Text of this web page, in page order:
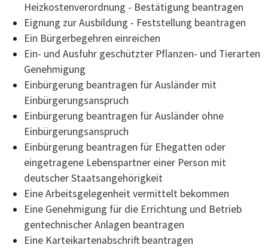
Heizkostenverordnung - Bestätigung beantragen
Eignung zur Ausbildung - Feststellung beantragen
Ein Bürgerbegehren einreichen
Ein- und Ausfuhr geschützter Pflanzen- und Tierarten
Genehmigung
Einbürgerung beantragen für Ausländer mit
Einbürgerungsanspruch
Einbürgerung beantragen für Ausländer ohne
Einbürgerungsanspruch
Einbürgerung beantragen für Ehegatten oder
eingetragene Lebenspartner einer Person mit
deutscher Staatsangehörigkeit
Eine Arbeitsgelegenheit vermittelt bekommen
Eine Genehmigung für die Errichtung und Betrieb
gentechnischer Anlagen beantragen
Eine Karteikartenabschrift beantragen